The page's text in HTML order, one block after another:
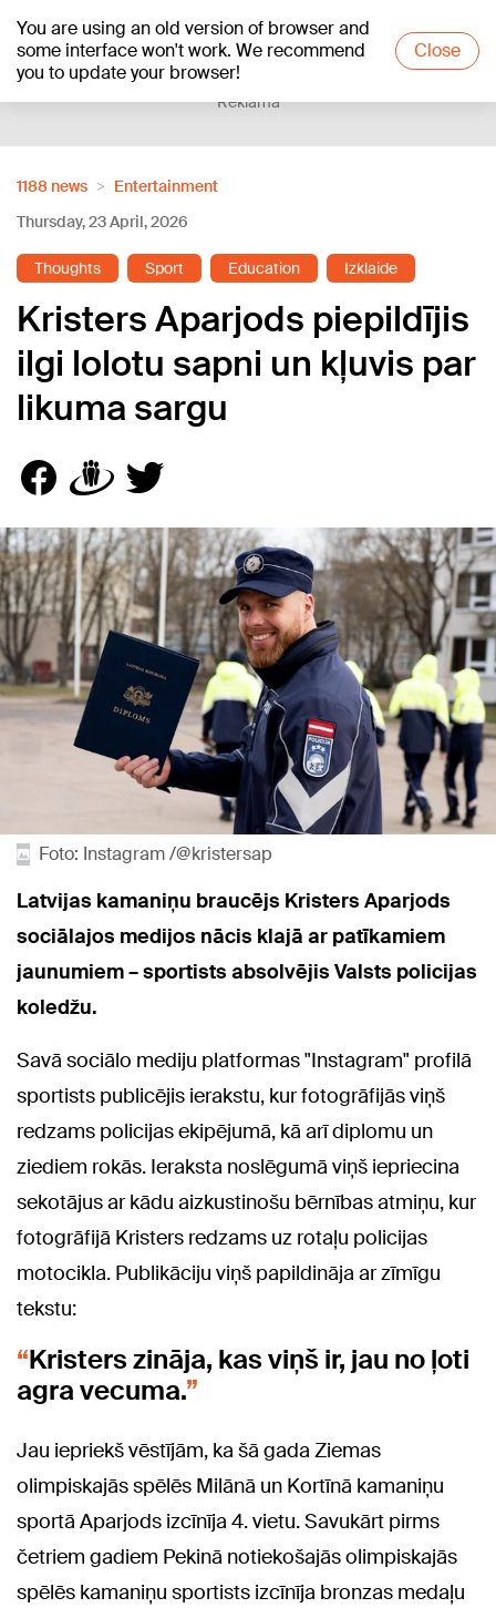
You are using an old version of browser and
some interface won't work. We recommend
you to update your browser!
Close
+16°C
Reklāma
1188 news
Entertainment
Thursday, 23 April, 2026
Thoughts Sport Education Izklaide
Kristers Aparjods piepildījis
ilgi lolotu sapni un kļuvis par
likuma sargu
Foto: Instagram /@kristersap
Latvijas kamaniņu braucējs Kristers Aparjods
sociālajos medijos nācis klajā ar patīkamiem
jaunumiem – sportists absolvējis Valsts policijas
koledžu.
Savā sociālo mediju platformas "Instagram" profilā
sportists publicējis ierakstu, kur fotogrāfijās viņš
redzams policijas ekipējumā, kā arī diplomu un
ziediem rokās. Ieraksta noslēgumā viņš iepriecina
sekotājus ar kādu aizkustinošu bērnības atmiņu, kur
fotogrāfijā Kristers redzams uz rotaļu policijas
motocikla. Publikāciju viņš papildināja ar zīmīgu
tekstu:
Kristers zināja, kas viņš ir, jau no ļoti
agra vecuma.
Jau iepriekš vēstījām, ka šā gada Ziemas
olimpiskajās spēlēs Milānā un Kortīnā kamaniņu
sportā Aparjods izcīnīja 4. vietu. Savukārt pirms
četriem gadiem Pekinā notiekošajās olimpiskajās
spēlēs kamaniņu sportists izcīnīja bronzas medaļu